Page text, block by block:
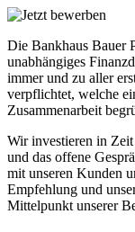
Die Bankhaus Bauer
unabhängiges
immer und zu aller
verpflichtet, welche
Zusammenarbeit
Wir investieren in
und das offene
mit unseren Kunden
Empfehlung und
Mittelpunkt unserer